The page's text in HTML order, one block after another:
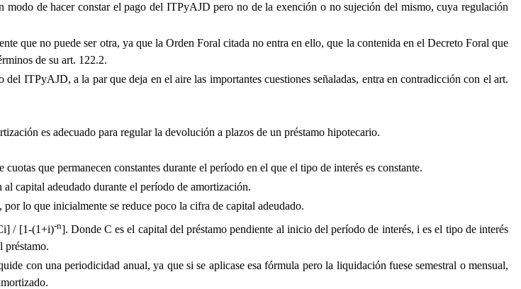
de hacer constar el pago del ITPyAJD pero no de la exención o no sujeción del mismo, cuya regulación
que no puede ser otra, ya que la Orden Foral citada no entra en ello, que la contenida en el Decreto Foral que
de su art. 122.2.
ITPyAJD, a la par que deja en el aire las importantes cuestiones señaladas, entra en contradicción con el art.
es adecuado para regular la devolución a plazos de un préstamo hipotecario.
que permanecen constantes durante el período en el que el tipo de interés es constante.
capital adeudado durante el período de amortización.
lo que inicialmente se reduce poco la cifra de capital adeudado.
/ [1-(1+i)-n]. Donde C es el capital del préstamo pendiente al inicio del período de interés, i es el tipo de interés
préstamo.
con una periodicidad anual, ya que si se aplicase esa fórmula pero la liquidación fuese semestral o mensual,